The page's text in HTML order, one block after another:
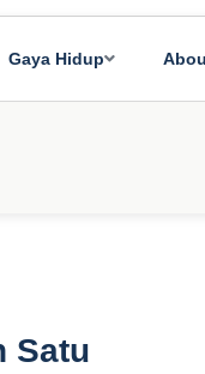
Gaya Hidup
Satu